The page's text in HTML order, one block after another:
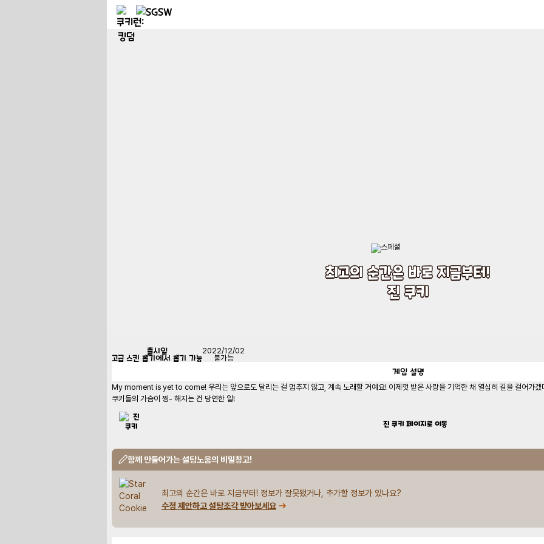
최고의 순간은 바로 지금부터!
진 쿠키
출시일 2022/12/02
고급 스킨 뽑기에서 뽑기 가능 불가능
게임 설명
My moment is yet to come! 우리는 앞으로도 달리는 걸 멈추지 않고, 계속 노래할 거예요! 이제껏 받은 사랑을 기억한 채 열심히 길을 걸어가겠
쿠키들의 가슴이 찡- 해지는 건 당연한 일!
진 쿠키 페이지로 이동
함께 만들어가는 설탕노움의 비밀창고!
최고의 순간은 바로 지금부터! 정보가 잘못됐거나, 추가할 정보가 있나요?
수정 제안하고 설탕조각 받아보세요